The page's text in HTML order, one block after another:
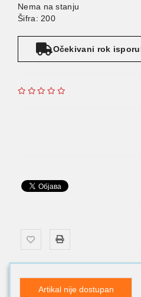
Nema na stanju
Šifra: 200
Očekivani rok
Artikal nije dostupan